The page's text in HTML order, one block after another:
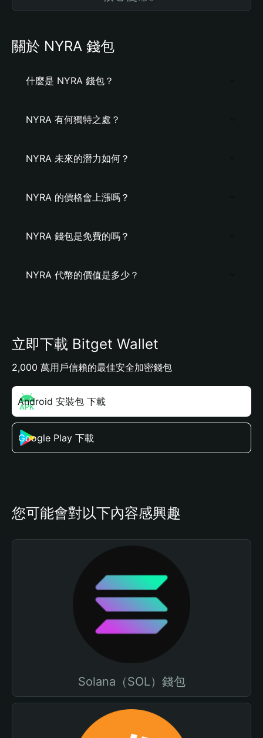
關於 NYRA 錢包
什麼是 NYRA 錢包？
NYRA 有何獨特之處？
NYRA 未來的潛力如何？
NYRA 的價格會上漲嗎？
NYRA 錢包是免費的嗎？
NYRA 代幣的價值是多少？
立即下載 Bitget Wallet
2,000 萬用戶信賴的最佳安全加密錢包
Android 安裝包 下載
Google Play 下載
您可能會對以下內容感興趣
Solana（SOL）錢包